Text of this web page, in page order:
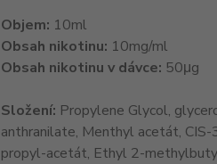
Objem: 10ml
Obsah nikotinu: 10mg/ml
Obsah nikotinu v dávce: 50μg
Složení: Propylene Glycol,
anthranilate, Menthyl acetát,
propyl-acetát, Ethyl 2-